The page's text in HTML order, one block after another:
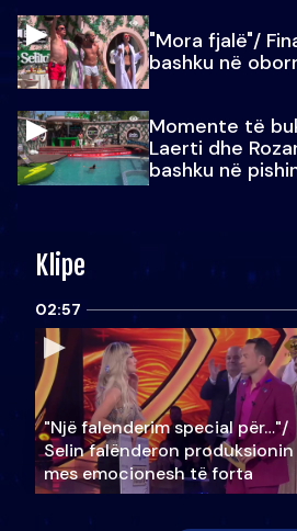
"Mora fjalë"/
bashku në oborr
Momente të
Laerti dhe
bashku në
Klipe
02:57
"Një falenderim special për…"/
Selin falënderon produksionin
mes emocionesh të forta